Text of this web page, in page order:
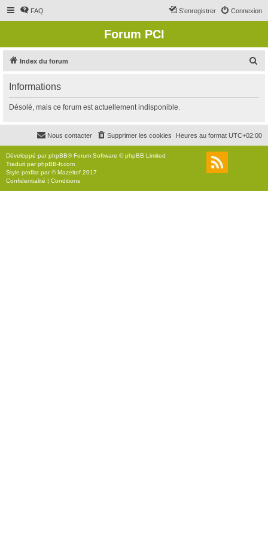
FAQ Connexion
S’enregistrer
Forum PCI
Index du forum
r
c
r
Informations
Désolé, mais ce forum est actuellement indisponible.
Heures au format UTC+02:00
Supprimer les cookies
Nous contacter
Développé parphpBB® Forum Software © phpBB Limited
Traduit parphpBB-fr.com
Style proflat par ©Mazeltof 2017
Confidentialité | Conditions